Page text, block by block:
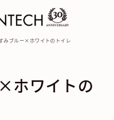
みブルー×ホワイトのトイレ
ホワイトの